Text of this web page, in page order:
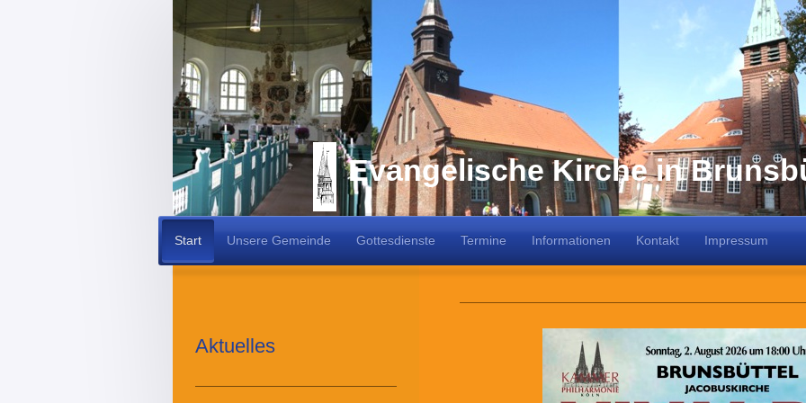
Evangelische Kirche in
Start Unsere Gemeinde Gottesdienste Termine Informationen Kontakt Impressum
Aktuelles